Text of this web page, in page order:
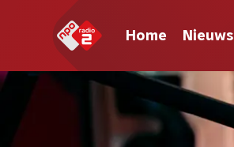
Home Nieuws